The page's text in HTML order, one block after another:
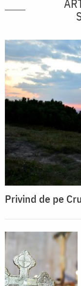
Privind de pe